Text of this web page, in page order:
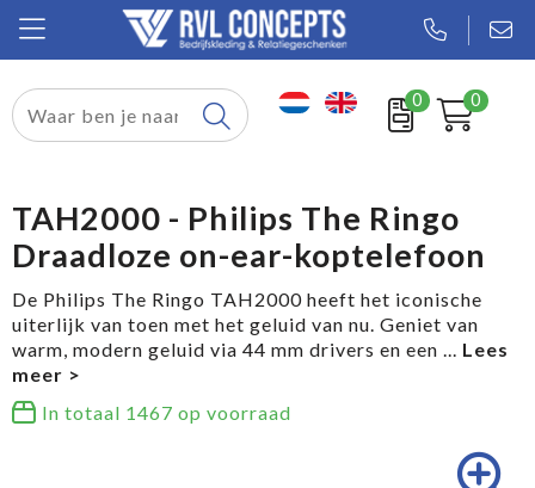
0 0
Relatiegeschenken
Tassen
Sport
Werkkleding
TAH2000 - Philips The Ringo
Draadloze on-ear-koptelefoon
De Philips The Ringo TAH2000 heeft het iconische
uiterlijk van toen met het geluid van nu. Geniet van
warm, modern geluid via 44 mm drivers en een ...
In totaal 1467 op voorraad